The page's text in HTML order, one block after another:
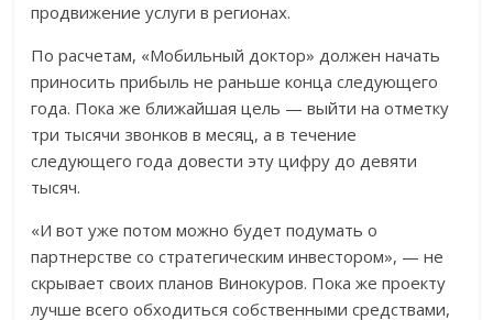
продвижение услуги в регионах.
По расчетам, «Мобильный доктор» должен начать
приносить прибыль не раньше конца следующего
года. Пока же ближайшая цель — выйти на отметку
три тысячи звонков в месяц, а в течение
следующего года довести эту цифру до девяти
тысяч.
«И вот уже потом можно будет подумать о
партнерстве со стратегическим инвестором», — не
скрывает своих планов Винокуров. Пока же проекту
лучше всего обходиться собственными средствами,